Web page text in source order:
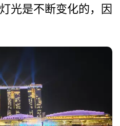
光是不断变化的，因